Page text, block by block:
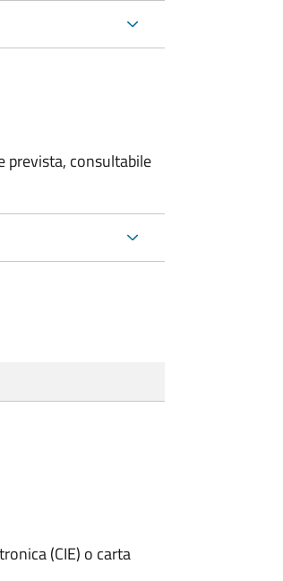
prevista, consultabile
(CIE) o carta